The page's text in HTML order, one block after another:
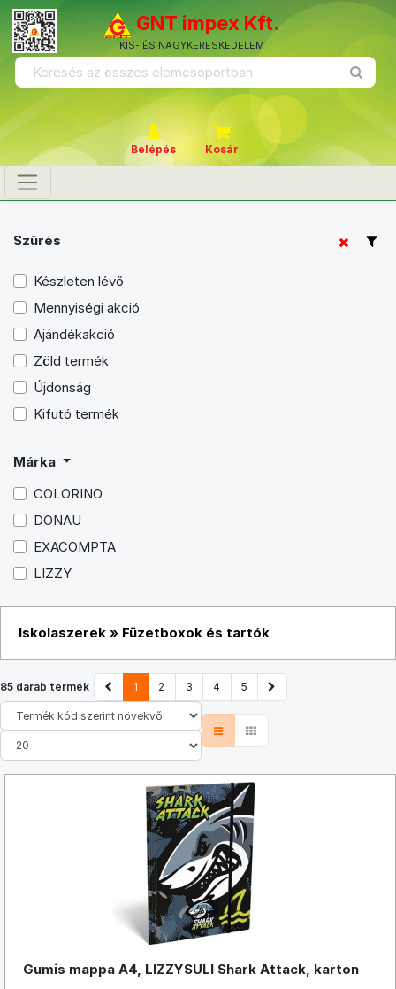
GNT impex Kft.
KIS- ÉS NAGYKERESKEDELEM
Belépés Kosár
Szűrés
Készleten lévő
Mennyiségi akció
Ajándékakció
Zöld termék
Újdonság
Kifutó termék
Márka
COLORINO
DONAU
EXACOMPTA
LIZZY
Iskolaszerek » Füzetboxok és tartók
85 darab termék 1 2 3 4 5
Gumis mappa A4, LIZZYSULI Shark Attack, karton